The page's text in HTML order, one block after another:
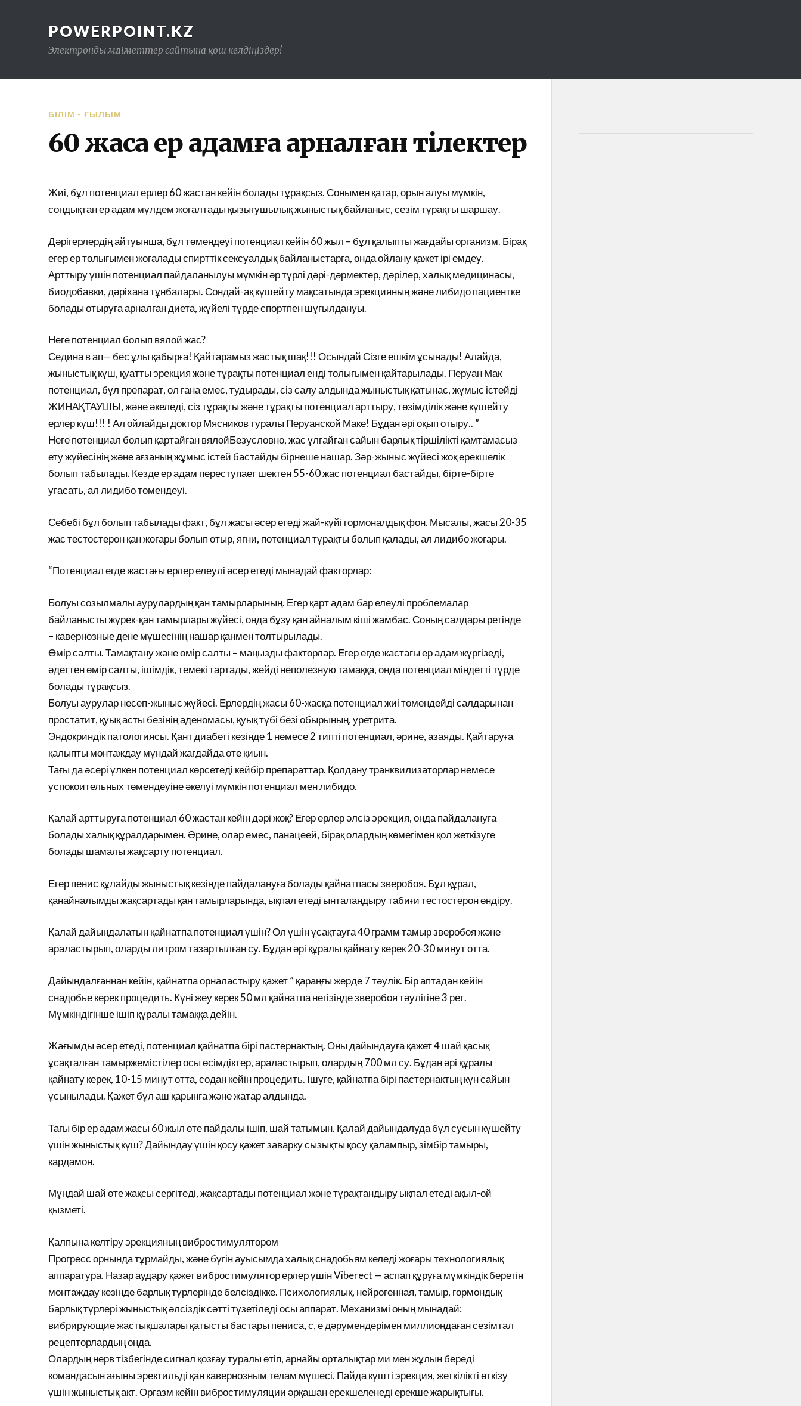
POWERPOINT.KZ
Электронды мәліметтер сайтына қош келдіңіздер!
БІЛІМ - ҒЫЛЫМ
60 жасқа ер адамға арналған тілектер
Жиі, бұл потенциал ерлер 60 жастан кейін болады тұрақсыз. Сонымен қатар, орын алуы мүмкін,
сондықтан ер адам мүлдем жоғалтады қызығушылық жыныстық байланыс, сезім тұрақты шаршау.
Дәрігерлердің айтуынша, бұл төмендеуі потенциал кейін 60 жыл – бұл қалыпты жағдайы организм. Бірақ
егер ер толығымен жоғалады спирттік сексуалдық байланыстарға, онда ойлану қажет ірі емдеу.
Арттыру үшін потенциал пайдаланылуы мүмкін әр түрлі дәрі-дәрмектер, дәрілер, халық медицинасы,
биодобавки, дәріхана тұнбалары. Сондай-ақ күшейту мақсатында эрекцияның және либидо пациентке
болады отыруға арналған диета, жүйелі түрде спортпен шұғылдануы.
Неге потенциал болып вялой жас?
Седина в ап— бес ұлы қабырға! Қайтарамыз жастық шақ!!! Осындай Сізге ешкім ұсынады! Алайда,
жыныстық күш, қуатты эрекция және тұрақты потенциал енді толығымен қайтарылады. Перуан Мак
потенциал, бұл препарат, ол ғана емес, тудырады, сіз салу алдында жыныстық қатынас, жұмыс істейді
ЖИНАҚТАУШЫ, және әкеледі, сіз тұрақты және тұрақты потенциал арттыру, төзімділік және күшейту
ерлер күш!!! ! Ал ойлайды доктор Мясников туралы Перуанской Маке! Бұдан әрі оқып отыру.. ”
Неге потенциал болып қартайған вялойБезусловно, жас ұлғайған сайын барлық тіршілікті қамтамасыз
ету жүйесінің және ағзаның жұмыс істей бастайды бірнеше нашар. Зәр-жыныс жүйесі жоқ ерекшелік
болып табылады. Кезде ер адам переступает шектен 55-60 жас потенциал бастайды, бірте-бірте
угасать, ал лидибо төмендеуі.
Себебі бұл болып табылады факт, бұл жасы әсер етеді жай-күйі гормоналдық фон. Мысалы, жасы 20-35
жас тестостерон қан жоғары болып отыр, яғни, потенциал тұрақты болып қалады, ал лидибо жоғары.
“Потенциал егде жастағы ерлер елеулі әсер етеді мынадай факторлар:
Болуы созылмалы аурулардың қан тамырларының. Егер қарт адам бар елеулі проблемалар
байланысты жүрек-қан тамырлары жүйесі, онда бұзу қан айналым кіші жамбас. Соның салдары ретінде
– кавернозные дене мүшесінің нашар қанмен толтырылады.
Өмір салты. Тамақтану және өмір салты – маңызды факторлар. Егер егде жастағы ер адам жүргізеді,
әдеттен өмір салты, ішімдік, темекі тартады, жейді неполезную тамаққа, онда потенциал міндетті түрде
болады тұрақсыз.
Болуы аурулар несеп-жыныс жүйесі. Ерлердің жасы 60-жасқа потенциал жиі төмендейді салдарынан
простатит, қуық асты безінің аденомасы, қуық түбі безі обырының, уретрита.
Эндокриндік патологиясы. Қант диабеті кезінде 1 немесе 2 типті потенциал, әрине, азаяды. Қайтаруға
қалыпты монтаждау мұндай жағдайда өте қиын.
Тағы да әсері үлкен потенциал көрсетеді кейбір препараттар. Қолдану транквилизаторлар немесе
успокоительных төмендеуіне әкелуі мүмкін потенциал мен либидо.
Қалай арттыруға потенциал 60 жастан кейін дәрі жоқ? Егер ерлер әлсіз эрекция, онда пайдалануға
болады халық құралдарымен. Әрине, олар емес, панацеей, бірақ олардың көмегімен қол жеткізуге
болады шамалы жақсарту потенциал.
Егер пенис құлайды жыныстық кезінде пайдалануға болады қайнатпасы зверобоя. Бұл құрал,
қанайналымды жақсартады қан тамырларында, ықпал етеді ынталандыру табиғи тестостерон өндіру.
Қалай дайындалатын қайнатпа потенциал үшін? Ол үшін ұсақтауға 40 грамм тамыр зверобоя және
араластырып, оларды литром тазартылған су. Бұдан әрі құралы қайнату керек 20-30 минут отта.
Дайындалғаннан кейін, қайнатпа орналастыру қажет ” қараңғы жерде 7 тәулік. Бір аптадан кейін
снадобье керек процедить. Күні жеу керек 50 мл қайнатпа негізінде зверобоя тәулігіне 3 рет.
Мүмкіндігінше ішіп құралы тамаққа дейін.
Жағымды әсер етеді, потенциал қайнатпа бірі пастернактың. Оны дайындауға қажет 4 шай қасық
ұсақталған тамыржемістілер осы өсімдіктер, араластырып, олардың 700 мл су. Бұдан әрі құралы
қайнату керек, 10-15 минут отта, содан кейін процедить. Ішуге, қайнатпа бірі пастернактың күн сайын
ұсынылады. Қажет бұл аш қарынға және жатар алдында.
Тағы бір ер адам жасы 60 жыл өте пайдалы ішіп, шай татымын. Қалай дайындалуда бұл сусын күшейту
үшін жыныстық күш? Дайындау үшін қосу қажет заварку сызықты қосу қалампыр, зімбір тамыры,
кардамон.
Мұндай шай өте жақсы сергітеді, жақсартады потенциал және тұрақтандыру ықпал етеді ақыл-ой
қызметі.
Қалпына келтіру эрекцияның вибростимулятором
Прогресс орнында тұрмайды, және бүгін ауысымда халық снадобьям келеді жоғары технологиялық
аппаратура. Назар аудару қажет вибростимулятор ерлер үшін Viberect — аспап құруға мүмкіндік беретін
монтаждау кезінде барлық түрлерінде белсіздікке. Психологиялық, нейрогенная, тамыр, гормондық
барлық түрлері жыныстық әлсіздік сәтті түзетіледі осы аппарат. Механизмі оның мынадай:
вибрирующие жастықшалары қатысты бастары пениса, с, е дәрумендерімен миллиондаған сезімтал
рецепторлардың онда.
Олардың нерв тізбегінде сигнал қозғау туралы өтіп, арнайы орталықтар ми мен жұлын береді
командасын ағыны эректильді қан кавернозным телам мүшесі. Пайда күшті эрекция, жеткілікті өткізу
үшін жыныстық акт. Оргазм кейін вибростимуляции әрқашан ерекшеленеді ерекше жарықтығы.